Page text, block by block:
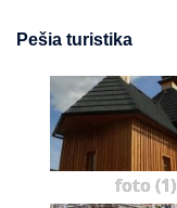
Pešia turistika
foto (1)